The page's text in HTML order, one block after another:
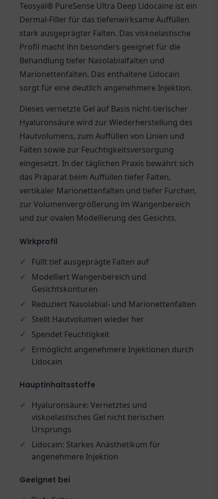
Teosyal® PureSense Ultra Deep Lidocaine ist ein
Dermal-Filler für das tiefenwirksame Auffüllen
stark ausgeprägter Falten. Das viskoelastische
Profil macht ihn besonders geeignet für die
Behandlung tiefer Nasolabialfalten und
Marionettenfalten. Das enthaltene Lidocain
sorgt für eine deutlich angenehmere Injektion.
Dieses vernetzte Gel auf Basis nicht-tierischer
Hyaluronsäure wird zur Wiederherstellung des
Hautvolumens, zum Auffüllen von Linien und
Falten sowie zur Feuchtigkeitsversorgung
eingesetzt. In der täglichen Praxis bewährt sich
das Präparat beim Auffüllen tiefer Falten,
vertikaler Marionettenfalten und tiefer Furchen,
zur Volumenvergrößerung im Wangenbereich
und zur ovalen Modellierung des Gesichts.
Wirkprofil
✓
Füllt tief ausgeprägte Falten auf
✓
Modelliert Wangenbereich und
Gesichtskonturen
✓
Reduziert Nasolabial- und Marionettenfalten
✓
Stellt Hautvolumen wieder her
✓
Spendet Feuchtigkeit
✓
Ermöglicht angenehmere Injektionen durch
Lidocain
Hauptinhaltsstoffe
✓
Hyaluronsäure: Vernetztes und
viskoelastisches Gel nicht tierischen
Ursprungs
✓
Lidocain: Starkes Anästhetikum für
angenehmere Injektion
Geeignet bei